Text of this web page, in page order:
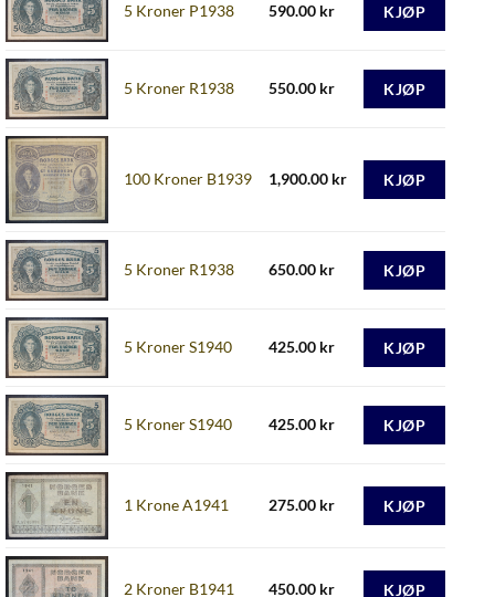
5 Kroner P1938 590.00 kr KJØP
5 Kroner R1938 550.00 kr KJØP
100 Kroner B1939 1,900.00 kr KJØP
5 Kroner R1938 650.00 kr KJØP
5 Kroner S1940 425.00 kr KJØP
5 Kroner S1940 425.00 kr KJØP
1 Krone A1941 275.00 kr KJØP
2 Kroner B1941 450.00 kr KJØP